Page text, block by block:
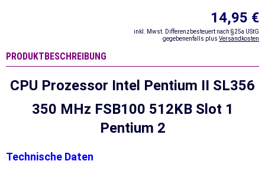
14,95 €
inkl. Mwst. Differenzbesteuert nach §25a UStG
gegebenenfalls plus Versandkosten
PRODUKTBESCHREIBUNG
CPU Prozessor Intel Pentium II SL356
350 MHz FSB100 512KB Slot 1
Pentium 2
Technische Daten